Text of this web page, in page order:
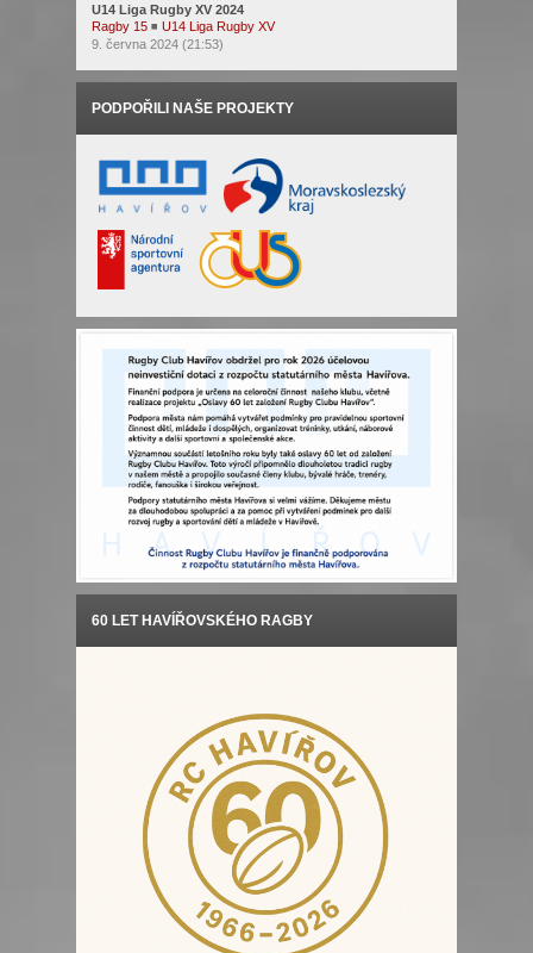
U14 Liga Rugby XV 2024
Ragby 15 ◾ U14 Liga Rugby XV
9. června 2024 (21:53)
PODPOŘILI NAŠE PROJEKTY
60 LET HAVÍŘOVSKÉHO RAGBY